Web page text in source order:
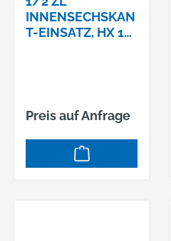
INNENSECHSKAN
T-EINSATZ, HX 12
Preis auf Anfrage